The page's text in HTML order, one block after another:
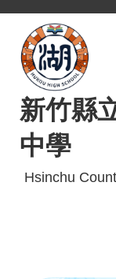
新竹縣
中學
Hsinchu